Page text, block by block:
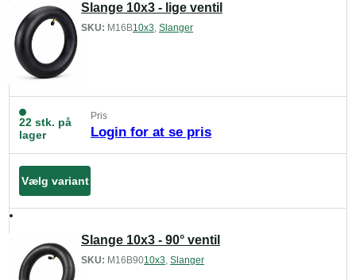
Slange 10x3 - lige ventil
SKU: M16B10x3, Slanger
22 stk. på
lager
Pris
Login for at se pris
Vælg variant
Slange 10x3 - 90° ventil
SKU: M16B9010x3, Slanger